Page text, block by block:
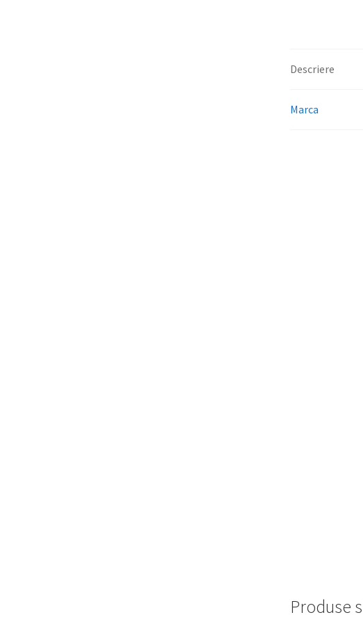
Descriere
Marca
Produse